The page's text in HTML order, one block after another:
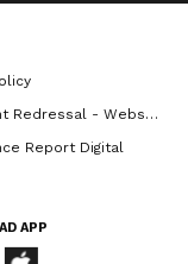
Redressal - Website
Report Digital
APP